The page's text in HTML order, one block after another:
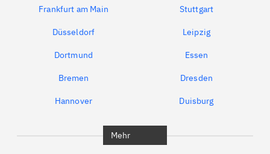
Frankfurt am Main Stuttgart
Düsseldorf Leipzig
Dortmund Essen
Bremen Dresden
Hannover Duisburg
Mehr